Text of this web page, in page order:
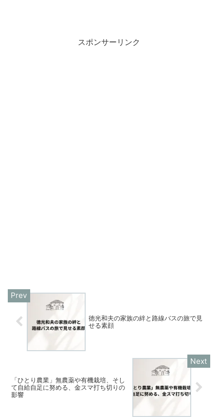
スポンサーリンク
徳光和夫の家族の絆と路線バスの旅で見
せる素顔
「ひとり農業」無農薬や有機栽培、そし
て自給自足に努める、金スマ打ち切りの
影響